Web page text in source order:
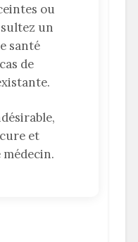
ou
un
santé
de
et